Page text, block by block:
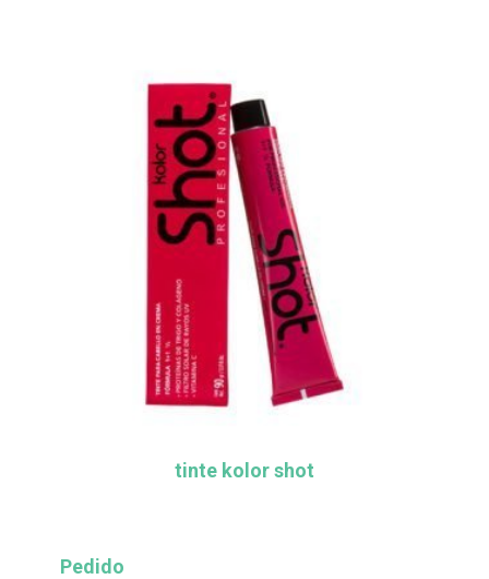
tinte kolor shot
Pedido